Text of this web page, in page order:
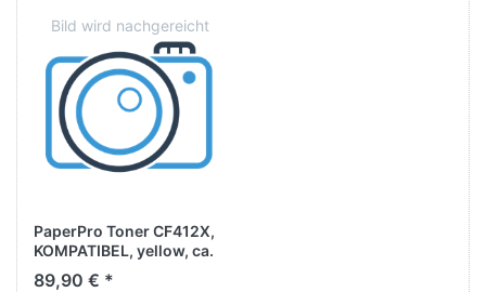
PaperPro Toner CF412X,
KOMPATIBEL, yellow, ca.
5.000 Seiten
89,90 € *